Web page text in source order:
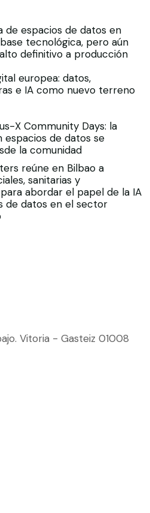
de espacios de datos en
tecnológica, pero aún
definitivo a producción
europea: datos,
e IA como nuevo terreno
X Community Days: la
espacios de datos se
la comunidad
reúne en Bilbao a
sanitarias y
abordar el papel de la IA
de datos en el sector
Vitoria - Gasteiz 01008